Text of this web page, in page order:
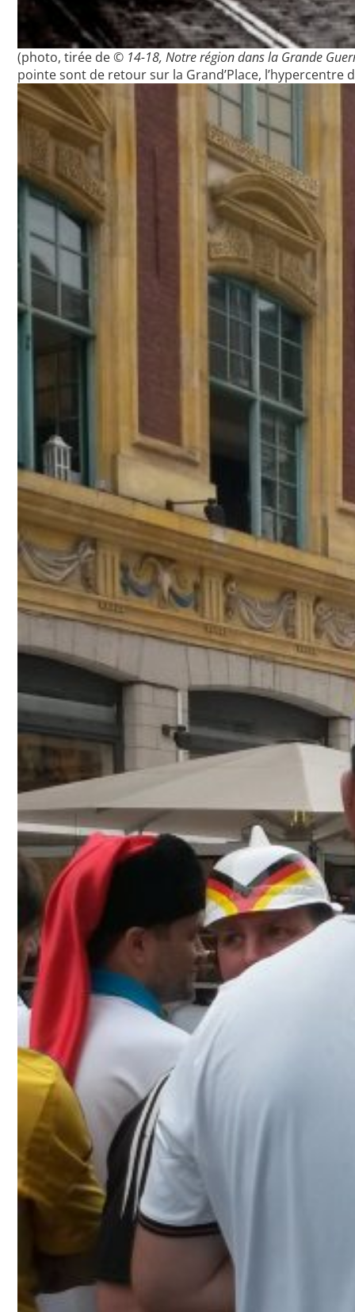
(photo, tirée de © 14-18, Notre région dans la Grande
pointe sont de retour sur la Grand’Place, l’hypercentre